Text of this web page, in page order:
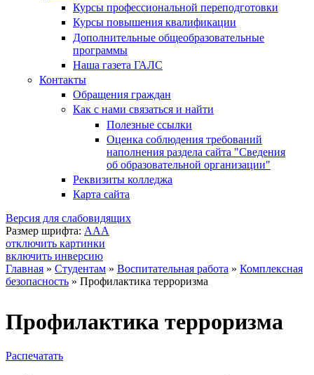
Курсы профессиональной переподготовки
Курсы повышения квалификации
Дополнительные общеобразовательные
программы
Наша газета ГАЛС
Контакты
Обращения граждан
Как с нами связаться и найти
Полезные ссылки
Оценка соблюдения требований
наполнения раздела сайта "Сведения
об образовательной организации"
Реквизиты колледжа
Карта сайта
Версия для слабовидящих
Размер шрифта: AAA
отключить картинки
включить инверсию
Вы здесь
Главная » Студентам » Воспитательная работа » Комплексная
безопасность » Профилактика терроризма
Профилактика терроризма
Распечатать